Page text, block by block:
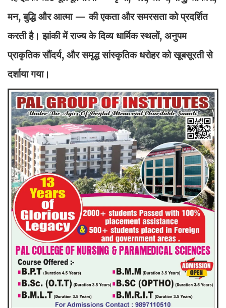
मन, बुद्धि और आत्मा — की एकता और समरसता को प्रदर्शित
करती है। झांकी में राज्य के दिव्य धार्मिक स्थलों, अनुपम
प्राकृतिक सौंदर्य, और समृद्ध सांस्कृतिक धरोहर को खूबसूरती से
दर्शाया गया।